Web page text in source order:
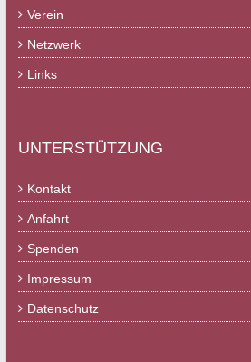
Verein
Netzwerk
Links
UNTERSTÜTZUNG
Kontakt
Anfahrt
Spenden
Impressum
Datenschutz